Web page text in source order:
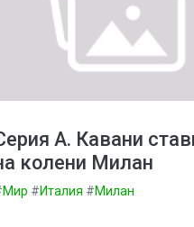
А. Кавани
колени Милан
Мир #Италия #Милан